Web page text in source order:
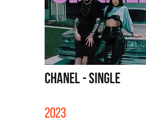
CHANEL - SINGLE
2023